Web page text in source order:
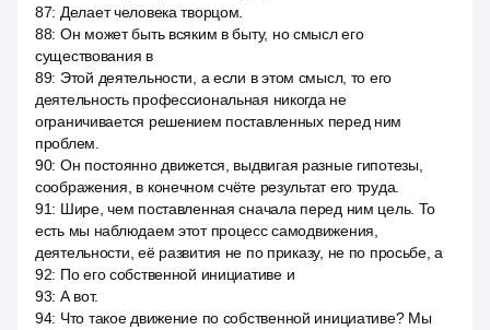
87: Делает человека творцом.
88: Он может быть всяким в быту, но смысл его
существования в
89: Этой деятельности, а если в этом смысл, то его
деятельность профессиональная никогда не
ограничивается решением поставленных перед ним
проблем.
90: Он постоянно движется, выдвигая разные гипотезы,
соображения, в конечном счёте результат его труда.
91: Шире, чем поставленная сначала перед ним цель. То
есть мы наблюдаем этот процесс самодвижения,
деятельности, её развития не по приказу, не по просьбе, а
92: По его собственной инициативе и
93: А вот.
94: Что такое движение по собственной инициативе? Мы